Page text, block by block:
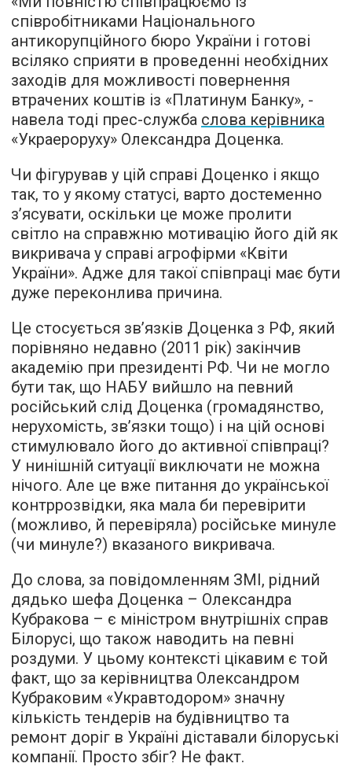
співробітниками Національного
антикорупційного бюро України і готові
всіляко сприяти в проведенні необхідних
заходів для можливості повернення
втрачених коштів із «Платинум Банку», -
навела тоді прес-служба слова керівника
«Украероруху» Олександра Доценка.
Чи фігурував у цій справі Доценко і якщо
так, то у якому статусі, варто достеменно
з’ясувати, оскільки це може пролити
світло на справжню мотивацію його дій як
викривача у справі агрофірми «Квіти
України». Адже для такої співпраці має бути
дуже переконлива причина.
Це стосується зв’язків Доценка з РФ, який
порівняно недавно (2011 рік) закінчив
академію при президенті РФ. Чи не могло
бути так, що НАБУ вийшло на певний
російський слід Доценка (громадянство,
нерухомість, зв’язки тощо) і на цій основі
стимулювало його до активної співпраці?
У нинішній ситуації виключати не можна
нічого. Але це вже питання до української
контррозвідки, яка мала би перевірити
(можливо, й перевіряла) російське минуле
(чи минуле?) вказаного викривача.
До слова, за повідомленням ЗМІ, рідний
дядько шефа Доценка – Олександра
Кубракова – є міністром внутрішніх справ
Білорусі, що також наводить на певні
роздуми. У цьому контексті цікавим є той
факт, що за керівництва Олександром
Кубраковим «Укравтодором» значну
кількість тендерів на будівництво та
ремонт доріг в Україні діставали білоруські
компанії. Просто збіг? Не факт.